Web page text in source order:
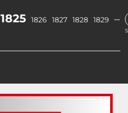
1825 1826 1827 1828 1829 …